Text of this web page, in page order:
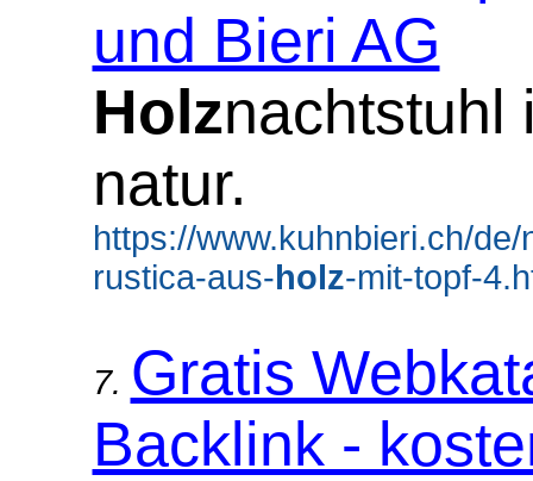
und Bieri AG
Holznachtstuhl
natur.
https://www.kuhnbieri.ch/
rustica-aus- holz-mit-topf-
7. Gratis
Backlink -